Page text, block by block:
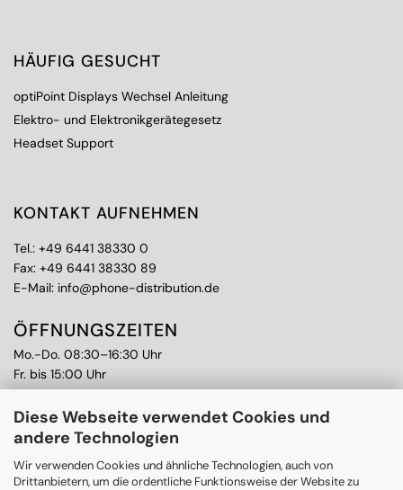
Diese Webseite verwendet Cookies und
andere Technologien
Wir verwenden Cookies und ähnliche Technologien, auch von
Drittanbietern, um die ordentliche Funktionsweise der Website zu
HÄUFIG GESUCHT
optiPoint Displays Wechsel Anleitung
Elektro- und Elektronikgerätegesetz
Headset Support
KONTAKT AUFNEHMEN
Tel.: +49 6441 38330 0
Fax: +49 6441 38330 89
E-Mail: info@phone-distribution.de
ÖFFNUNGSZEITEN
Mo.-Do. 08:30–16:30 Uhr
Fr. bis 15:00 Uhr
WEITERE THEMEN
Ankauf
CPS Garantie
RMA